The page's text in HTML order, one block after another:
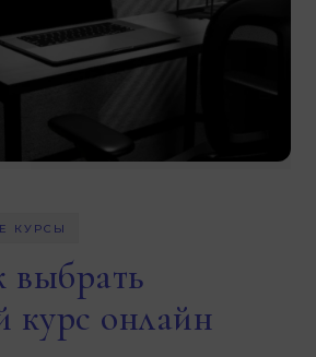
КУРСЫ
выбрать
курс онлайн